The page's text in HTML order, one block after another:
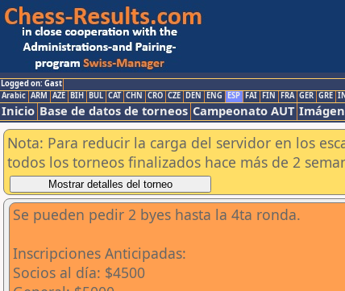
Logged on: Gast
Arabic ARM AZE BIH BUL CAT CHN CRO CZE DEN ENG ESP FAI FIN FRA GER GRE
Inicio Base de datos de torneos Campeonato AUT
Nota: Para reducir la carga del servidor en los
todos los torneos finalizados hace más de 2
Se pueden pedir 2 byes hasta la 4ta ronda.
Inscripciones Anticipadas:
Socios al día: $4500